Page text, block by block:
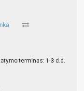
terminas: 1-3 d.d.